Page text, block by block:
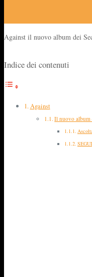
Against il nuovo album dei
Indice dei contenuti
Against
Il nuovo album